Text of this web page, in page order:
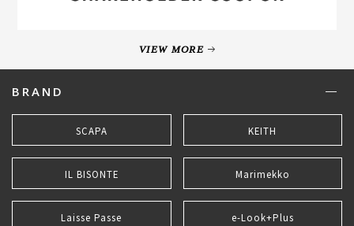
VIEW MORE
BRAND
SCAPA KEITH
IL BISONTE Marimekko
Laisse Passe e-Look+Plus